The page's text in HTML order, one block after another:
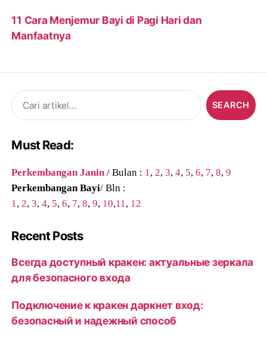
11 Cara Menjemur Bayi di Pagi Hari dan
Manfaatnya
Search
for:
Must Read:
Perkembangan Janin / Bulan : 1 , 2,3,4, 5,6, 7,8,9
Perkembangan Bayi/ Bln :
1 , 2,3,4, 5,6, 7,8,9, 10,11 , 12
Recent Posts
Всегда доступный кракен: актуальные зеркала
для безопасного входа
Подключение к кракен даркнет вход:
безопасный и надежный способ